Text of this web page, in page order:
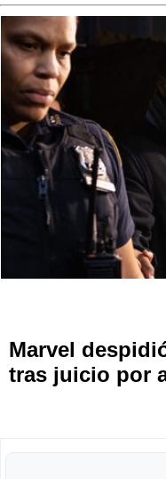
Marvel
tras juicio por